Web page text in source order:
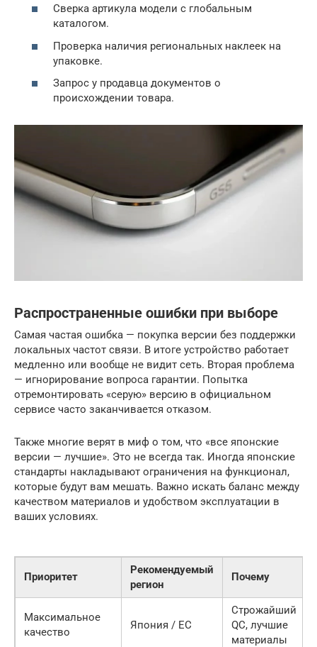
Сверка артикула модели с глобальным
каталогом.
Проверка наличия региональных наклеек на
упаковке.
Запрос у продавца документов о
происхождении товара.
Распространенные ошибки при выборе
Самая частая ошибка — покупка версии без поддержки
локальных частот связи. В итоге устройство работает
медленно или вообще не видит сеть. Вторая проблема
— игнорирование вопроса гарантии. Попытка
отремонтировать «серую» версию в официальном
сервисе часто заканчивается отказом.
Также многие верят в миф о том, что «все японские
версии — лучшие». Это не всегда так. Иногда японские
стандарты накладывают ограничения на функционал,
которые будут вам мешать. Важно искать баланс между
качеством материалов и удобством эксплуатации в
ваших условиях.
Приоритет
Рекомендуемый
регион
Почему
Максимальное
качество
Япония / ЕС
Строжайший
QC, лучшие
материалы